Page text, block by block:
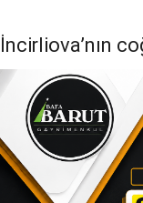
İncirliova’nın